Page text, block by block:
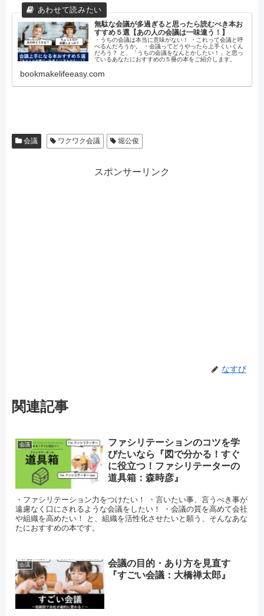
無駄な会議が多過ぎると思ったら読むべき本お
すすめ５選【あの人の会議は一味違う！】
・うちの会議は本当に意味がない！ ・これって会議と呼
べるんだろうか。 ・会議ってどうやったら上手くいくん
だろう？ と、「うちの会議をなんとかしたい！」と思っ
ているあなたにおすすめの５冊の本をご紹介します。
bookmakelifeeasy.com
会議 ワクワク会議 堀公俊
スポンサーリンク
なすび
関連記事
会議
ファシリテーションのコツを学
びたいなら『図で分かる！すぐ
に役立つ！ファシリテーターの
道具箱：森時彦』
・ファシリテーション力をつけたい！ ・言いたい事、言うべき事が
遠慮なく口にされるような会議をしたい！ ・会議の質を高めて会社
や組織を高めたい！ と、組織を活性化させたいと願う、そんなあな
たにおすすめの本です。
会議
会議の目的・あり方を見直す
『すごい会議：大橋禅太郎』